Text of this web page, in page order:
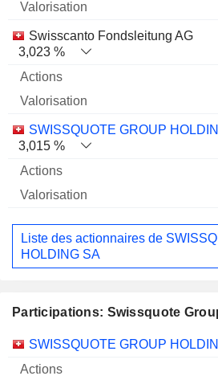
Swisscanto Fondsleitung AG
3,023 %
SWISSQUOTE GROUP
3,015 %
Liste des actionnaires de
HOLDING SA
Participations: Swissquote
Nom Actions % Valorisation
SWISSQUOTE GROUP